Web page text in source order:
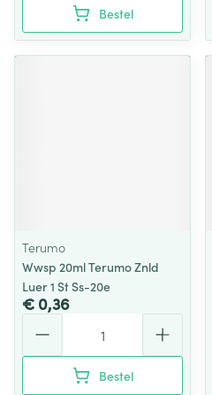
Bestel
Terumo
Wwsp 20ml Terumo Znld
Luer 1 St Ss-20e
€ 0,36
Bestel